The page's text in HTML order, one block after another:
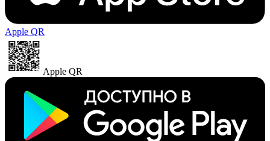
Apple QR
Apple QR